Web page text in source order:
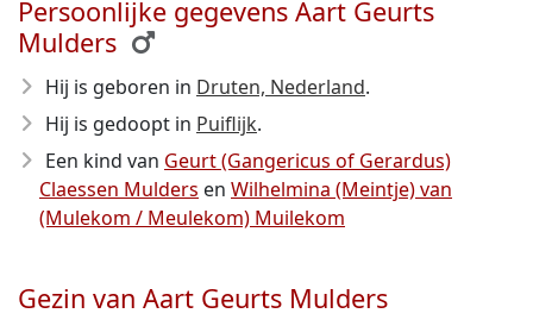
Persoonlijke gegevens Aart Geurts
Mulders
Hij is geboren in Druten, Nederland.
Hij is gedoopt in Puiflijk.
Een kind van Geurt (Gangericus of Gerardus)
Claessen Mulders en Wilhelmina (Meintje) van
(Mulekom / Meulekom) Muilekom
Gezin van Aart Geurts Mulders